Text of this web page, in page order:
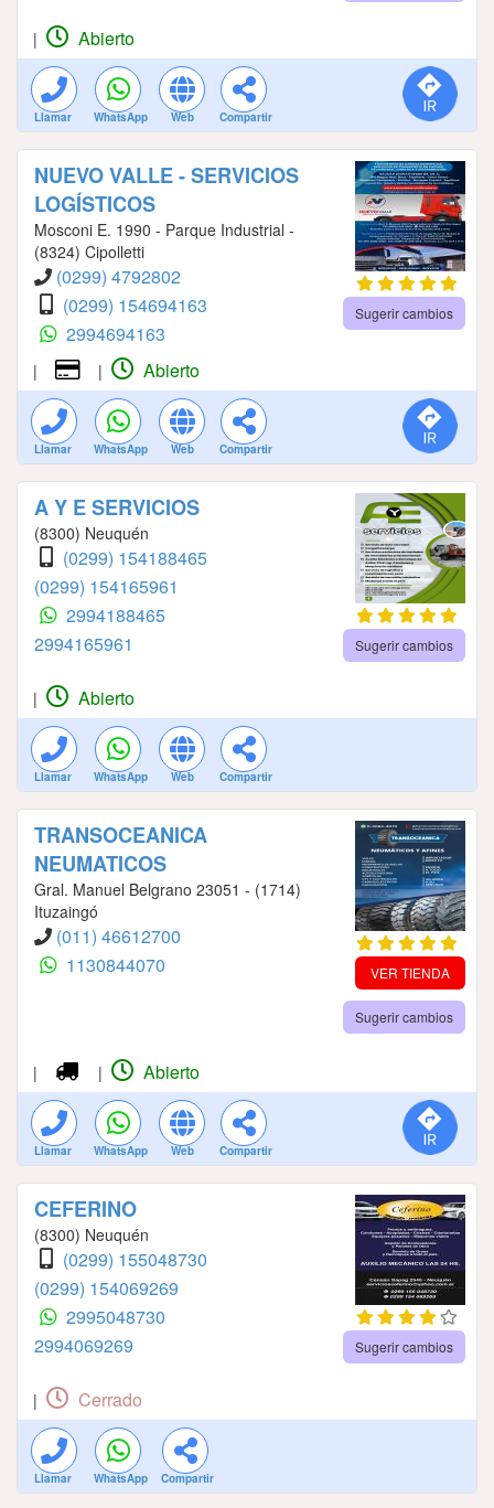
| Abierto
Llamar WhatsApp Web Compartir
NUEVO VALLE - SERVICIOS
LOGÍSTICOS
Mosconi E. 1990 - Parque Industrial -
(8324) Cipolletti
(0299) 4792802
(0299) 154694163
2994694163
Sugerir cambios
| | Abierto
Llamar WhatsApp Web Compartir
A Y E SERVICIOS
(8300) Neuquén
(0299) 154188465
(0299) 154165961
2994188465
2994165961
Sugerir cambios
| Abierto
Llamar WhatsApp Web Compartir
TRANSOCEANICA
NEUMATICOS
Gral. Manuel Belgrano 23051 - (1714)
Ituzaingó
(011) 46612700
1130844070
VER TIENDA
Sugerir cambios
| | Abierto
Llamar WhatsApp Web Compartir
CEFERINO
(8300) Neuquén
(0299) 155048730
(0299) 154069269
2995048730
2994069269
Sugerir cambios
| Cerrado
Llamar WhatsApp Compartir